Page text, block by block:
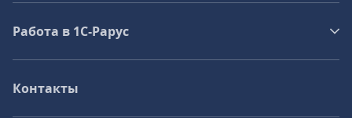
Работа в 1С‑Рарус
Контакты